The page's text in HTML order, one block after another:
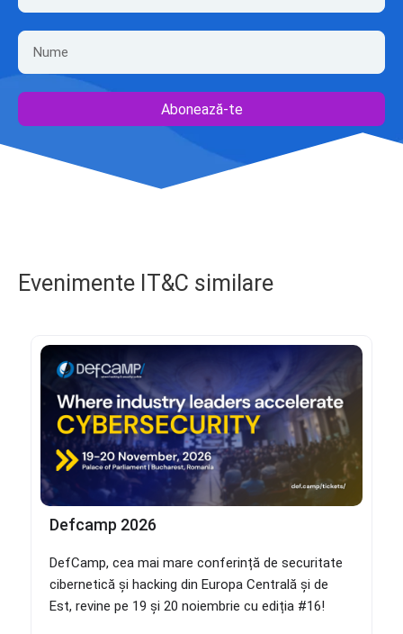
Abonează-te
Evenimente IT&C similare
Defcamp 2026
DefCamp, cea mai mare conferință de securitate
cibernetică și hacking din Europa Centrală și de
Est, revine pe 19 și 20 noiembrie cu ediția #16!